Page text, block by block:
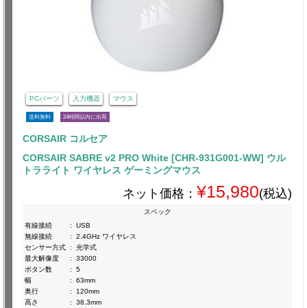
PCパーツ 入力機器 マウス
送料無料 24時間以内に出荷
CORSAIR コルセア
CORSAIR SABRE v2 PRO White [CHR-931G001-WW] ウル
トラライト ワイヤレス ゲーミングマウス
ネット価格： ¥15,980(税込)
スペック
有線接続
:
USB
無線接続
:
2.4GHz ワイヤレス
センサー方式 :
光学式
最大解像度
:
33000
ボタン数
:
5
幅
:
63mm
奥行
:
120mm
高さ
:
38.3mm